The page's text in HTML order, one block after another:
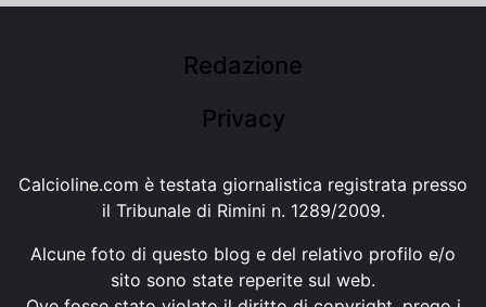
Redazione
Privacy
Calcioline.com è testata giornalistica registrata presso
il Tribunale di Rimini n. 1289/2009.
Alcune foto di questo blog e del relativo profilo e/o
sito sono state reperite sul web.